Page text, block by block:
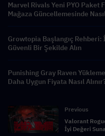
Marvel Rivals Yeni PYO Paket
Mağaza Güncellemesinde
Growtopia Başlangıç Rehberi:
Güvenli Bir Şekilde Alın
Punishing Gray Raven
Daha Uygun Fiyata Nasıl
Previous
Valorant
İyi Değeri